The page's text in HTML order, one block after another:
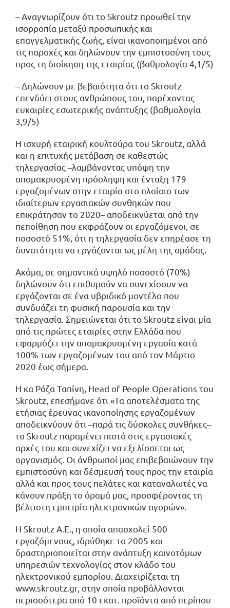
– Αναγνωρίζουν ότι το Skroutz προωθεί την
ισορροπία μεταξύ προσωπικής και
επαγγελματικής ζωής, είναι ικανοποιημένοι από
τις παροχές και δηλώνουν την εμπιστοσύνη τους
προς τη διοίκηση της εταιρίας (βαθμολογία 4,1/5)
– Δηλώνουν με βεβαιότητα ότι το Skroutz
επενδύει στους ανθρώπους του, παρέχοντας
ευκαιρίες εσωτερικής ανάπτυξης (βαθμολογία
3,9/5)
Η ισχυρή εταιρική κουλτούρα του Skroutz, αλλά
και η επιτυχής μετάβαση σε καθεστώς
τηλεργασίας –λαμβάνοντας υπόψη την
απομακρυσμένη πρόσληψη και ένταξη 179
εργαζομένων στην εταιρία στο πλαίσιο των
ιδιαίτερων εργασιακών συνθηκών που
επικράτησαν το 2020– αποδεικνύεται από την
πεποίθηση που εκφράζουν οι εργαζόμενοι, σε
ποσοστό 51%, ότι η τηλεργασία δεν επηρέασε τη
δυνατότητα να εργάζονται ως μέλη της ομάδας.
Ακόμα, σε σημαντικά υψηλό ποσοστό (70%)
δηλώνουν ότι επιθυμούν να συνεχίσουν να
εργάζονται σε ένα υβριδικό μοντέλο που
συνδυάζει τη φυσική παρουσία και την
τηλεργασία. Σημειώνεται ότι το Skroutz είναι μία
από τις πρώτες εταιρίες στην Ελλάδα που
εφαρμόζει την απομακρυσμένη εργασία κατά
100% των εργαζομένων του από τον Μάρτιο
2020 έως σήμερα.
H κα Ρόζα Ταπίνη, Head of People Operations του
Skroutz, επεσήμανε ότι «Τα αποτελέσματα της
ετήσιας έρευνας ικανοποίησης εργαζομένων
αποδεικνύουν ότι –παρά τις δύσκολες συνθήκες–
το Skroutz παραμένει πιστό στις εργασιακές
αρχές του και συνεχίζει να εξελίσσεται ως
οργανισμός. Οι άνθρωποί μας επιβεβαιώνουν την
εμπιστοσύνη και δέσμευσή τους προς την εταιρία
αλλά και προς τους πελάτες και καταναλωτές να
κάνουν πράξη το όραμά μας, προσφέροντας τη
βέλτιστη εμπειρία ηλεκτρονικών αγορών».
Η Skroutz Α.Ε., η οποία απασχολεί 500
εργαζόμενους, ιδρύθηκε το 2005 και
δραστηριοποιείται στην ανάπτυξη καινοτόμων
υπηρεσιών τεχνολογίας στον κλάδο του
ηλεκτρονικού εμπορίου. Διαχειρίζεται τη
www.skroutz.gr, στην οποία προβάλλονται
περισσότερα από 10 εκατ. προϊόντα από περίπου